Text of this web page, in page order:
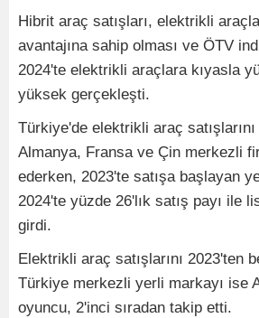
Hibrit araç satışları, elektrikli
avantajına sahip olması ve ÖTV
2024'te elektrikli araçlara kıyasla
yüksek gerçekleşti.
Türkiye'de elektrikli araç
Almanya, Fransa ve Çin merkezli
ederken, 2023'te satışa başlayan
2024'te yüzde 26'lık satış payı ile
girdi.
Elektrikli araç satışlarını 2023'ten
Türkiye merkezli yerli markayı ise
oyuncu, 2'inci sıradan takip etti.